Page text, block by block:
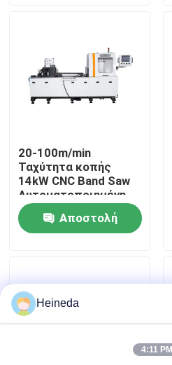
Γύρος εργοστασίων
Μας ελάτε σε επαφή με
Ειδήσεις
CNC κυκλικό πριόνι
20-100m/min
Ταχύτητα κοπής
14kW CNC Band Saw
Αυτοματοποιημένη
εκκένωση
πριονιστικής σκόνης
Αποστολή
Heineda
4:11 PM